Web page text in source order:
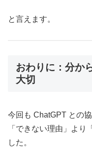
と言えます。
おわりに：分か
大切
今回も ChatGPT との協
「できない理由」より
した。